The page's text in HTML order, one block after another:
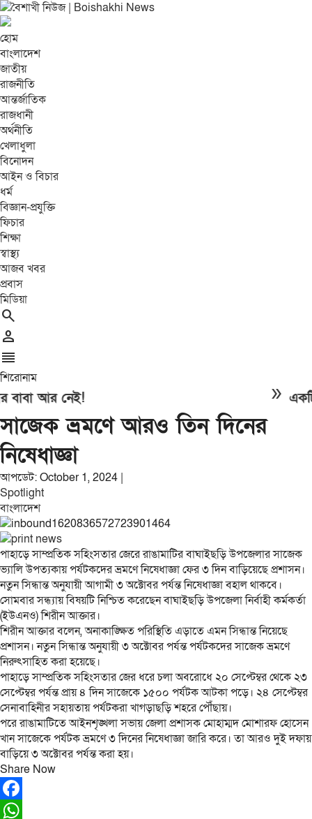
হোম
বাংলাদেশ
জাতীয়
রাজনীতি
আন্তর্জাতিক
রাজধানী
অর্থনীতি
খেলাধুলা
বিনোদন
আইন ও বিচার
ধর্ম
বিজ্ঞান-প্রযুক্তি
ফিচার
শিক্ষা
স্বাস্থ্য
আজব খবর
প্রবাস
মিডিয়া
search
person
reorder
শিরোনাম
আর নেই! একটি
সাজেক ভ্রমণে আরও তিন দিনের
নিষেধাজ্ঞা
আপডেট: October 1, 2024 |
Spotlight
বাংলাদেশ
পাহাড়ে সাম্প্রতিক সহিংসতার জেরে রাঙামাটির বাঘাইছড়ি উপজেলার সাজেক
ভ্যালি উপত্যকায় পর্যটকদের ভ্রমণে নিষেধাজ্ঞা ফের ৩ দিন বাড়িয়েছে প্রশাসন।
নতুন সিন্ধান্ত অনুযায়ী আগামী ৩ অক্টোবর পর্যন্ত নিষেধাজ্ঞা বহাল থাকবে।
সোমবার সন্ধ্যায় বিষয়টি নিশ্চিত করেছেন বাঘাইছড়ি উপজেলা নির্বাহী কর্মকর্তা
(ইউএনও) শিরীন আক্তার।
শিরীন আক্তার বলেন, অনাকাঙ্ক্ষিত পরিস্থিতি এড়াতে এমন সিন্ধান্ত নিয়েছে
প্রশাসন। নতুন সিন্ধান্ত অনুযায়ী ৩ অক্টোবর পর্যন্ত পর্যটকদের সাজেক ভ্রমণে
নিরুৎসাহিত করা হয়েছে।
পাহাড়ে সাম্প্রতিক সহিংসতার জের ধরে চলা অবরোধে ২০ সেপ্টেম্বর থেকে ২৩
সেপ্টেম্বর পর্যন্ত প্রায় ৪ দিন সাজেকে ১৫০০ পর্যটক আটকা পড়ে। ২৪ সেপ্টেম্বর
সেনাবাহিনীর সহায়তায় পর্যটকরা খাগড়াছড়ি শহরে পৌঁছায়।
পরে রাঙামাটিতে আইনশৃঙ্খলা সভায় জেলা প্রশাসক মোহাম্মদ মোশারফ হোসেন
খান সাজেকে পর্যটক ভ্রমণে ৩ দিনের নিষেধাজ্ঞা জারি করে। তা আরও দুই দফায়
বাড়িয়ে ৩ অক্টোবর পর্যন্ত করা হয়।
Share Now
Facebook